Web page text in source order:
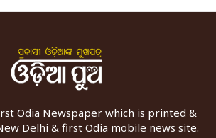
Odia Newspaper which is printed &
Delhi & first Odia mobile news site.